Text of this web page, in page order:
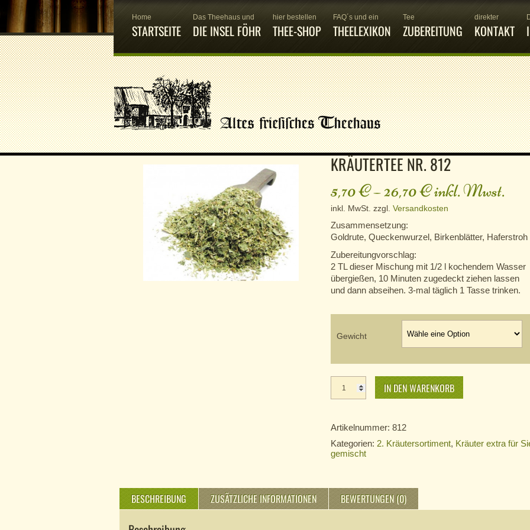
Home
STARTSEITE
Das Theehaus und
DIE INSEL FÖHR
hier bestellen
THEE-SHOP
FAQ´s und ein
THEELEXIKON
Tee
ZUBEREITUNG
direkter
KONTAKT
KRÄUTERTEE NR. 812
5,70€–26,70€inkl. Mwst.
inkl. MwSt. zzgl. Versandkosten
Zusammensetzung:
Goldrute, Queckenwurzel, Birkenblätter, Haferstroh
Zubereitungvorschlag:
2 TL dieser Mischung mit 1/2 l kochendem Wasser
übergießen, 10 Minuten zugedeckt ziehen lassen
und dann abseihen. 3-mal täglich 1 Tasse trinken.
Gewicht
Kräutertee
Nr. 812
IN DEN WARENKORB
Artikelnummer: 812
Kategorien: 2. Kräutersortiment, Kräuter extra für
gemischt
BESCHREIBUNG ZUSÄTZLICHE INFORMATIONEN BEWERTUNGEN (0)